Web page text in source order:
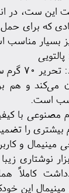
این ست، در
که برای
بسیار مناسب
نوع و
می‌کند و هم
است.
با کیفیت
بیشتری را
مینیمال و
نوشتاری
کاملاً
این